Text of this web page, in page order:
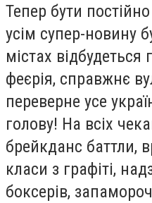
Тепер бути
усім супер-новину
містах відбудеться
феєрія, справжнє
переверне усе
голову! На всіх
брейкданс баттли,
класи з графіті,
боксерів,